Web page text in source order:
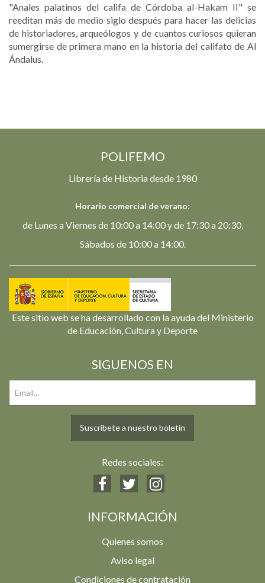
"Anales palatinos del califa de Córdoba al-Hakam II" se
reeditan más de medio siglo después para hacer las delicias
de historiadores, arqueólogos y de cuantos curiosos quieran
sumergirse de primera mano en la historia del califato de Al
Ándalus.
POLIFEMO
Librería de Historia desde 1980
Horario comercial de verano:
de Lunes a Viernes de 10:00 a 14:00 y de 17:30 a 20:30.
Sábados de 10:00 a 14:00.
Este sitio web se ha desarrollado con la ayuda del Ministerio
de Educación, Cultura y Deporte
SIGUENOS EN
Suscríbete a nuestro boletín
Redes sociales:
INFORMACIÓN
Quienes somos
Aviso legal
Condiciones de contratación